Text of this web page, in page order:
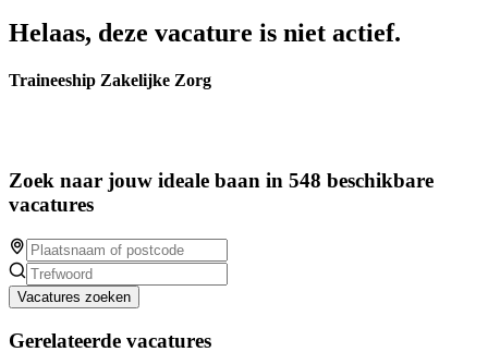
Helaas, deze vacature is niet actief.
Traineeship Zakelijke Zorg
Zoek naar jouw ideale baan in 548 beschikbare
vacatures
Vacatures zoeken
Gerelateerde vacatures